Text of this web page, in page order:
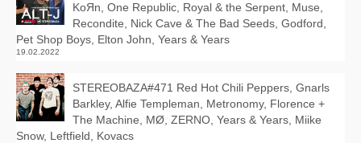
KoЯn, One Republic, Royal & the Serpent, Muse,
Recondite, Nick Cave & The Bad Seeds, Godford,
Pet Shop Boys, Elton John, Years & Years
19.02.2022
STEREOBAZA#471 Red Hot Chili Peppers, Gnarls
Barkley, Alfie Templeman, Metronomy, Florence +
The Machine, MØ, ZERNO, Years & Years, Miike
Snow, Leftfield, Kovacs